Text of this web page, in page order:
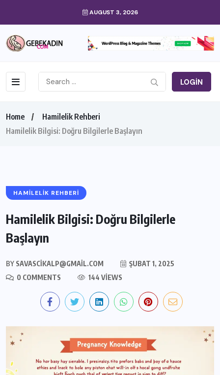
AUGUST 3, 2026
LOGIN
Home
Hamilelik Rehberi
Hamilelik Bilgisi: Doğru Bilgilerle Başlayın
HAMILELIK REHBERI
Hamilelik Bilgisi: Doğru Bilgilerle
Başlayın
BY SAVASCIKALP@GMAIL.COM
ŞUBAT 1, 2025
0 COMMENTS
144 VIEWS